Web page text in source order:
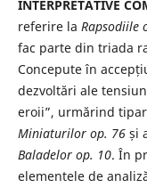
INTERPRETATIVE
referire la Rapsodiile
fac parte din triada
Concepute în
dezvoltări ale
eroii”, urmărind
Miniaturilor op. 76și
Baladelor op. 10. În
elementele de